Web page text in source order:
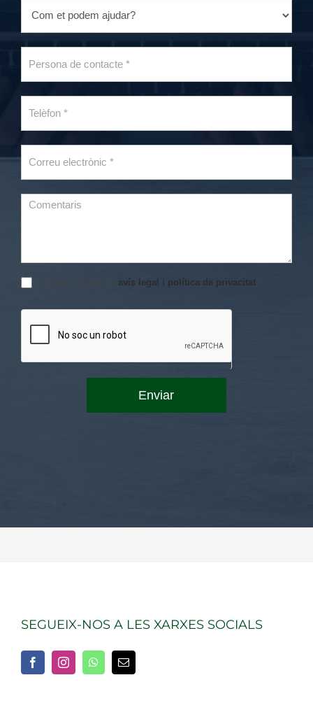
avís legal i política de privacitat
SEGUEIX-NOS A LES XARXES SOCIALS